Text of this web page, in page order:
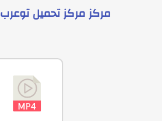
مركزمركز تحميل توعرب